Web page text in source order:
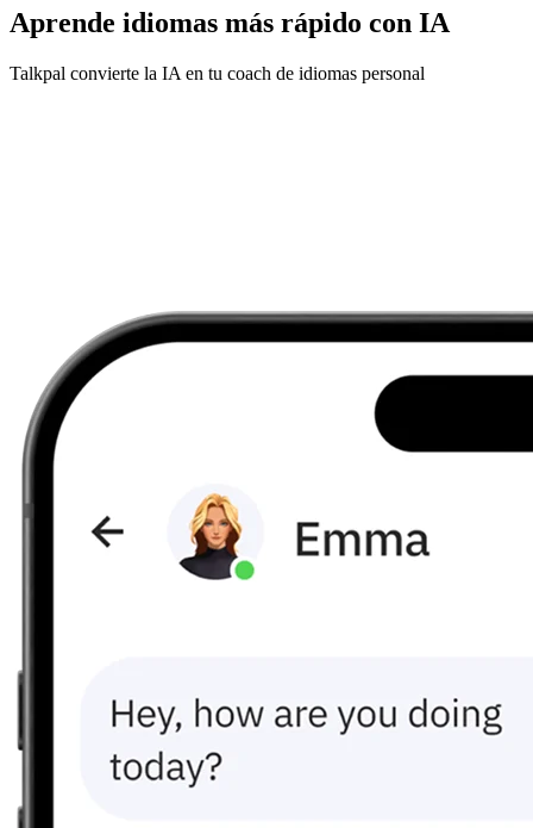
Aprende idiomas más rápido con IA
Talkpal convierte la IA en tu coach de idiomas personal